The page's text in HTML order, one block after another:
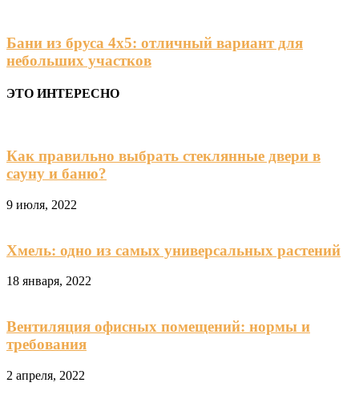
Бани из бруса 4х5: отличный вариант для
небольших участков
ЭТО ИНТЕРЕСНО
Как правильно выбрать стеклянные двери в
сауну и баню?
9 июля, 2022
Хмель: одно из самых универсальных растений
18 января, 2022
Вентиляция офисных помещений: нормы и
требования
2 апреля, 2022